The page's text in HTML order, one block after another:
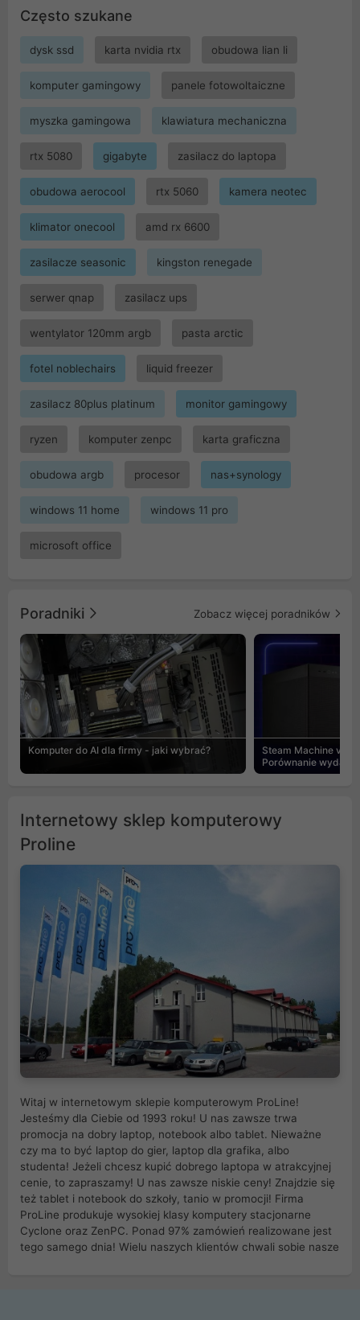
Często szukane
dysk ssd karta nvidia rtx obudowa lian li
komputer gamingowy panele fotowoltaiczne
myszka gamingowa klawiatura mechaniczna
rtx 5080 gigabyte zasilacz do laptopa
obudowa aerocool rtx 5060 kamera neotec
klimator onecool amd rx 6600
zasilacze seasonic kingston renegade
serwer qnap zasilacz ups
wentylator 120mm argb pasta arctic
fotel noblechairs liquid freezer
zasilacz 80plus platinum monitor gamingowy
ryzen komputer zenpc karta graficzna
obudowa argb procesor nas+synology
windows 11 home windows 11 pro
microsoft office
Poradniki Zobacz więcej poradników
Komputer do AI dla firmy - jaki wybrać?
Steam Machine vs
Porównanie
Internetowy sklep komputerowy
Proline
Witaj w internetowym sklepie komputerowym ProLine!
Jesteśmy dla Ciebie od 1993 roku! U nas zawsze trwa
promocja na dobry laptop, notebook albo tablet. Nieważne
czy ma to być laptop do gier, laptop dla grafika, albo
studenta! Jeżeli chcesz kupić dobrego laptopa w atrakcyjnej
cenie, to zapraszamy! U nas zawsze niskie ceny! Znajdzie się
też tablet i notebook do szkoły, tanio w promocji! Firma
ProLine produkuje wysokiej klasy komputery stacjonarne
Cyclone oraz ZenPC. Ponad 97% zamówień realizowane jest
tego samego dnia! Wielu naszych klientów chwali sobie nasze